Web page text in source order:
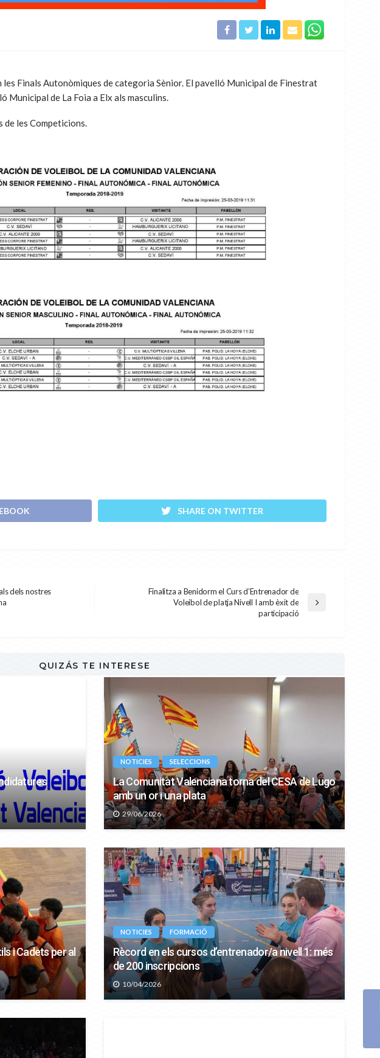
les Finals Autonòmiques de categoria Sènior. El pavelló Municipal de Finestrat
Municipal de La Foia a Elx als masculins.
de les Competicions.
SHARE ON TWITTER
dels nostres
Finalitza a Benidorm el Curs d’Entrenador de
Voleibol de platja Nivell I amb èxit de
participació
QUIZÁS TE INTERESE
NOTICIES SELECCIONS
La Comunitat Valenciana torna del CESA de Lugo
amb un or i una plata
29/06/2026
i Cadets per al
NOTICIES FORMACIÓ
Rècord en els cursos d’entrenador/a nivell 1: més
de 200 inscripcions
10/04/2026